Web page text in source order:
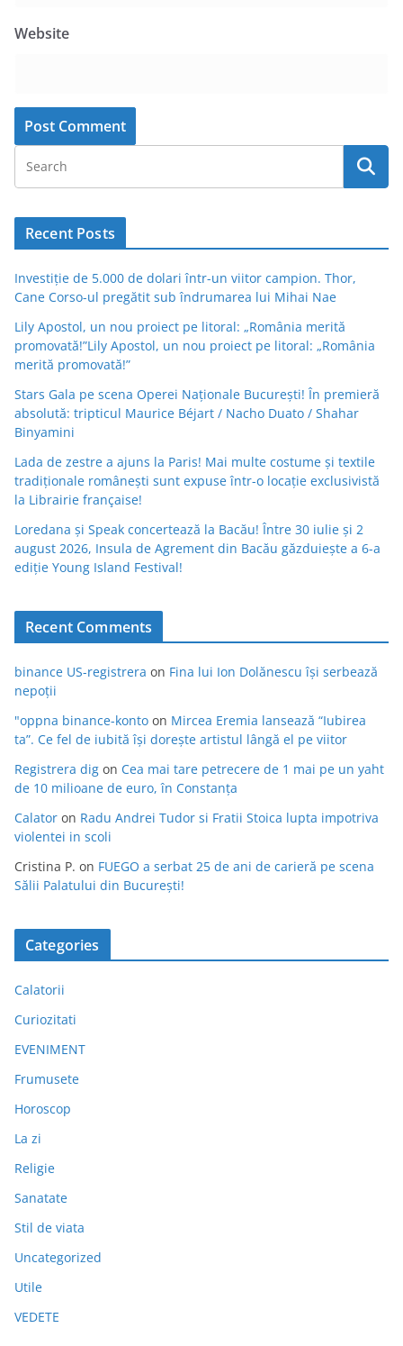
Website
Recent Posts
Investiție de 5.000 de dolari într-un viitor campion. Thor,
Cane Corso-ul pregătit sub îndrumarea lui Mihai Nae
Lily Apostol, un nou proiect pe litoral: „România merită
promovată!”Lily Apostol, un nou proiect pe litoral: „România
merită promovată!”
Stars Gala pe scena Operei Naționale București! În premieră
absolută: tripticul Maurice Béjart / Nacho Duato / Shahar
Binyamini
Lada de zestre a ajuns la Paris! Mai multe costume și textile
tradiționale românești sunt expuse într-o locație exclusivistă
la Librairie française!
Loredana și Speak concertează la Bacău! Între 30 iulie și 2
august 2026, Insula de Agrement din Bacău găzduiește a 6-a
ediție Young Island Festival!
Recent Comments
binance US-registrera on Fina lui Ion Dolănescu își serbează
nepoții
"oppna binance-konto on Mircea Eremia lansează “Iubirea
ta”. Ce fel de iubită își dorește artistul lângă el pe viitor
Registrera dig on Cea mai tare petrecere de 1 mai pe un yaht
de 10 milioane de euro, în Constanța
Calator on Radu Andrei Tudor si Fratii Stoica lupta impotriva
violentei in scoli
Cristina P. on FUEGO a serbat 25 de ani de carieră pe scena
Sălii Palatului din București!
Categories
Calatorii
Curiozitati
EVENIMENT
Frumusete
Horoscop
La zi
Religie
Sanatate
Stil de viata
Uncategorized
Utile
VEDETE